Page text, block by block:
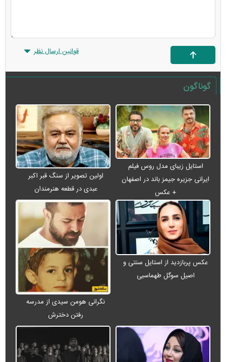
قوانین ارسال نظر
گوناگون
استایل زیبای مدل روس فیلم
ایرانی جزیره جیمز باند در اصفهان
+ عکس
اولین تصویر از سنگ قبر اکبر
عبدی در قطعه هنرمندان
عکس پربازدید از استایل سنتی و
اصیل سوگل طهماسبی
نگرانی هومن سیدی از مدرسه
رفتن دخترش